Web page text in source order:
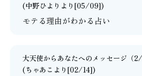
(中野ひよりより[05/09])
モテる理由がわかる占い
大天使からあなたへのメッセージ（2/
(ちゃあこ より[02/14])